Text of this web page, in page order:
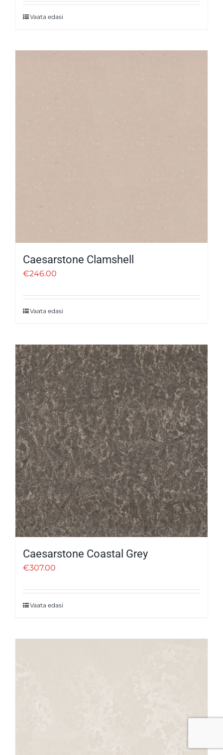
Vaata edasi
Caesarstone Clamshell
€246.00
Vaata edasi
Caesarstone Coastal Grey
€307.00
Vaata edasi